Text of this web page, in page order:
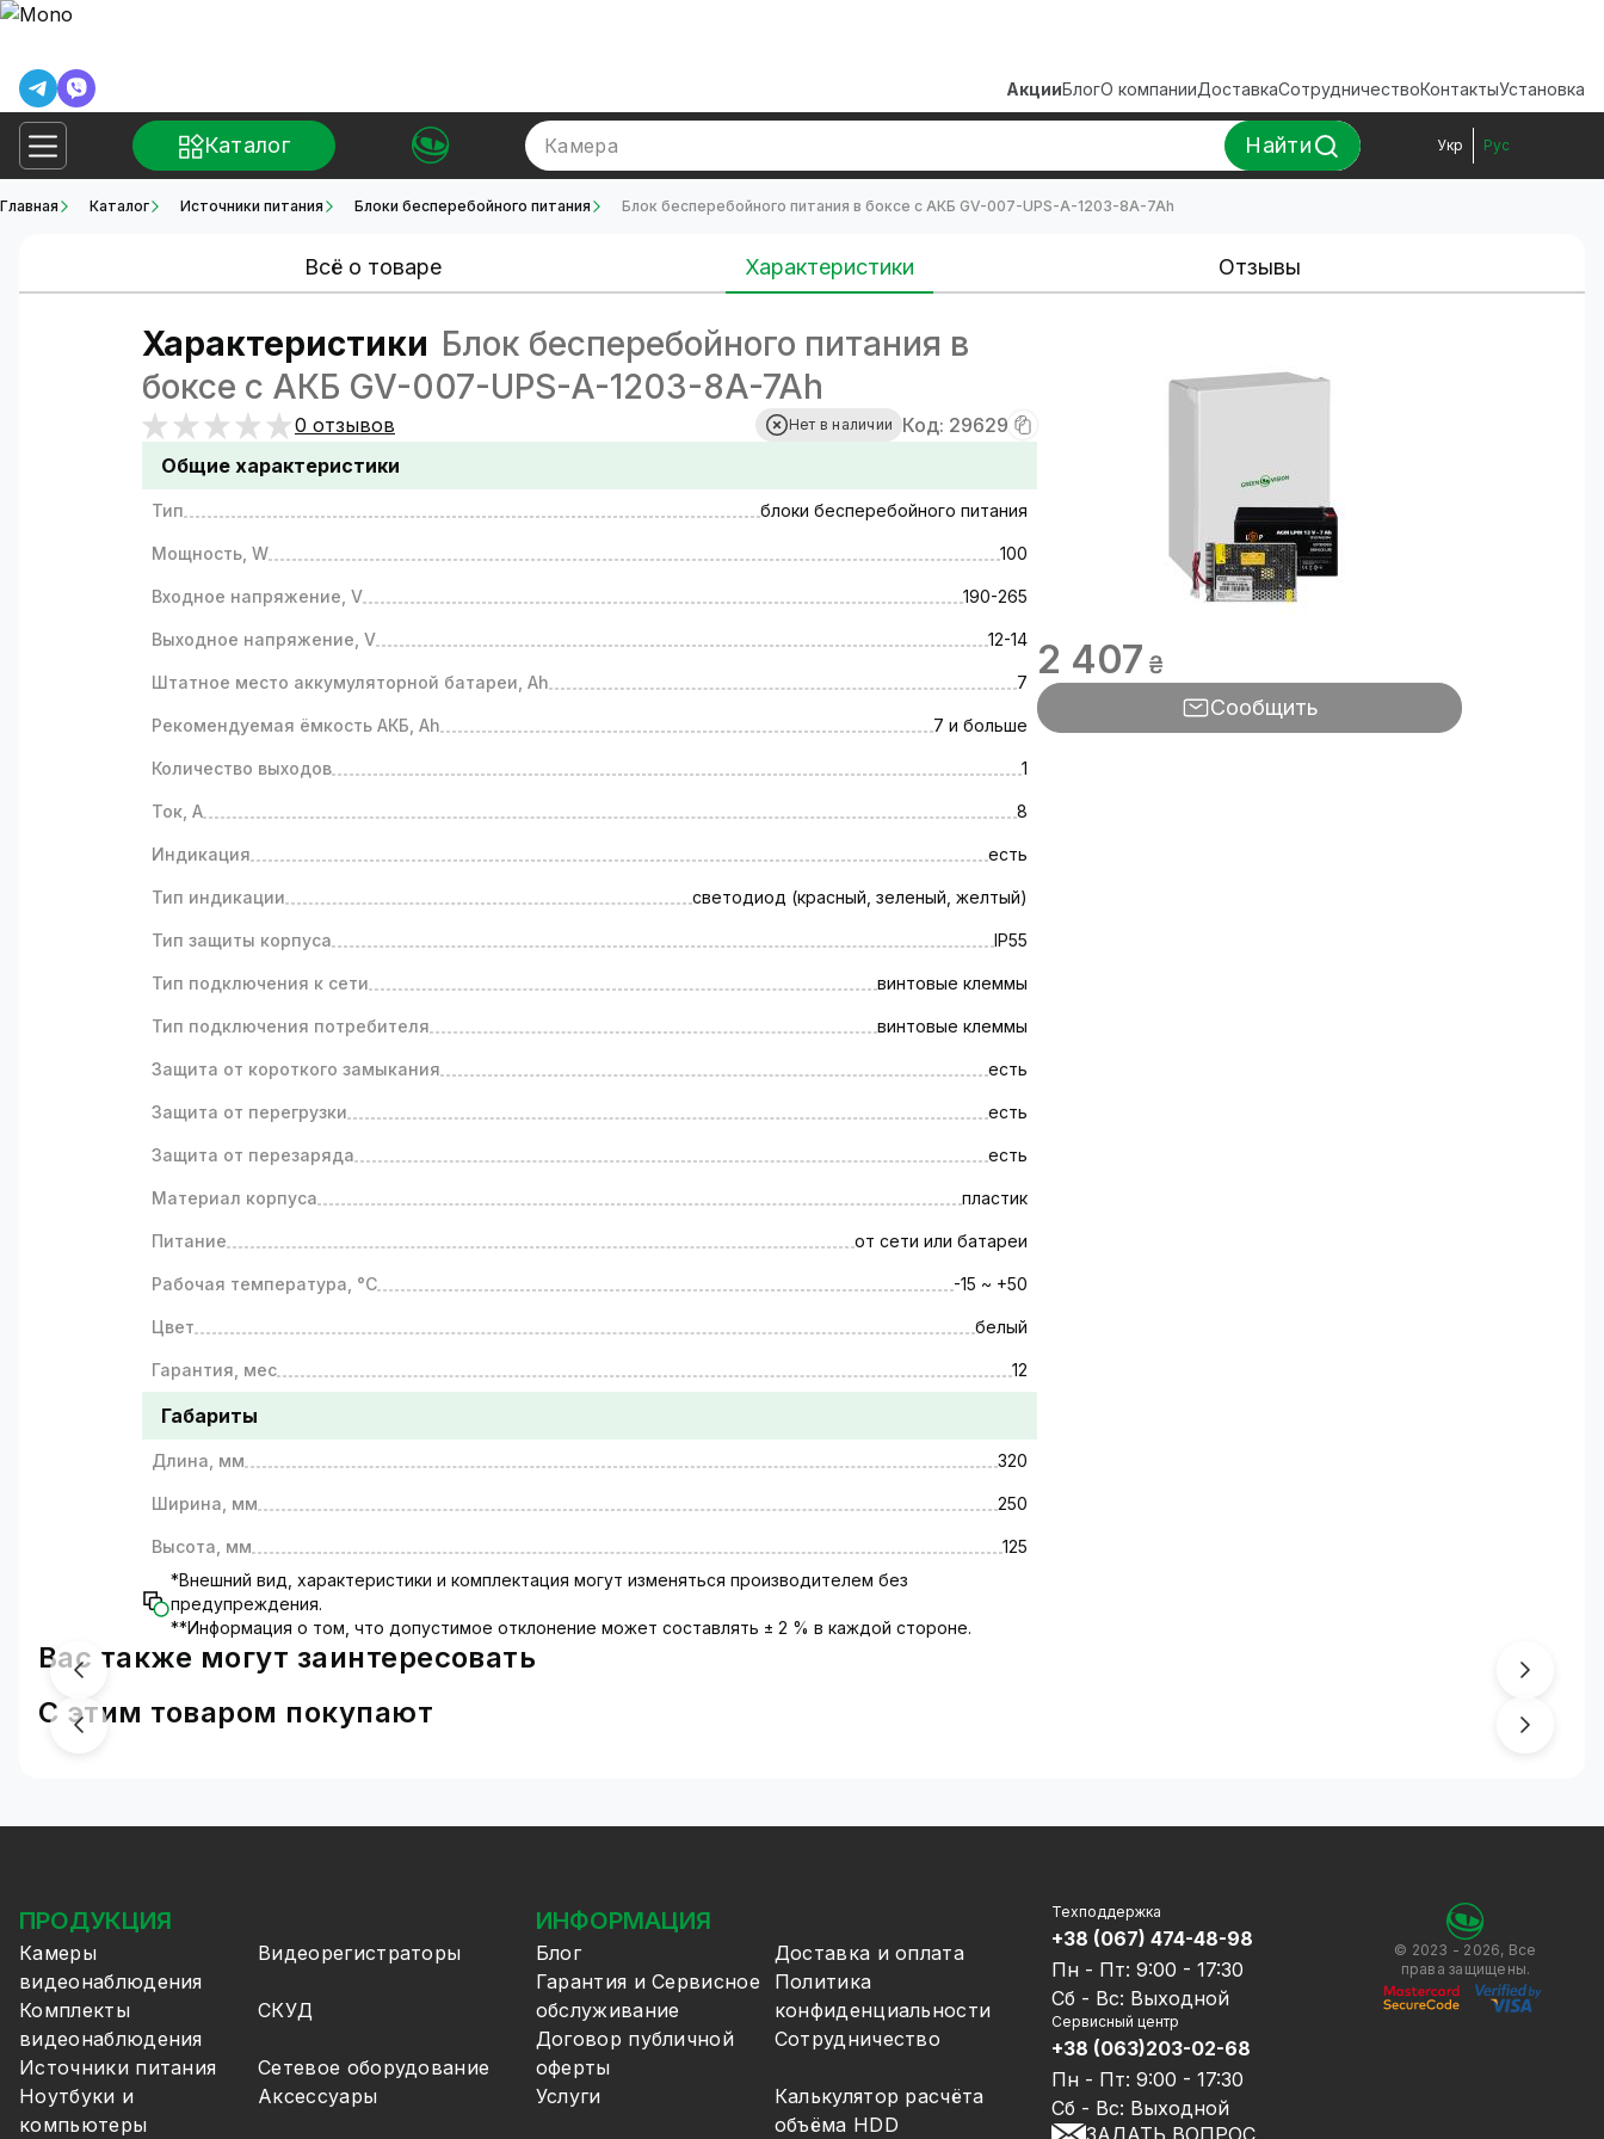
АкцииБлогО компанииДоставкаСотрудничествоКонтактыУстановка
Каталог Камера Найти Укр Рус
Главная Каталог Источники питания Блоки бесперебойного питания Блок бесперебойного питания в боксе с АКБ GV-007-UPS-A-1203-8A-7Ah
Всё о товаре Характеристики Отзывы
Характеристики Блок бесперебойного питания в
боксе с АКБ GV-007-UPS-A-1203-8A-7Ah
0 отзывов Нет в наличии
Код: 29629
Общие характеристики
Тип блоки бесперебойного питания
Мощность, W 100
Входное напряжение, V 190-265
Выходное напряжение, V 12-14
Штатное место аккумуляторной батареи, Ah 7
Рекомендуемая ёмкость АКБ, Ah 7 и больше
Количество выходов 1
Ток, А 8
Индикация есть
Тип индикации светодиод (красный, зеленый, желтый)
Тип защиты корпуса IP55
Тип подключения к сети винтовые клеммы
Тип подключения потребителя винтовые клеммы
Защита от короткого замыкания есть
Защита от перегрузки есть
Защита от перезаряда есть
Материал корпуса пластик
Питание от сети или батареи
Рабочая температура, °C -15 ~ +50
Цвет белый
Гарантия, мес 12
Габариты
Длина, мм 320
Ширина, мм 250
Высота, мм
125
*Внешний вид, характеристики и комплектация могут изменяться производителем без
предупреждения.
**Информация о том, что допустимое отклонение может составлять ± 2 % в каждой стороне.
2 407 ₴
Сообщить
Вас также могут заинтересовать
С этим товаром покупают
ПРОДУКЦИЯ
Камеры
видеонаблюдения
Видеорегистраторы
Комплекты
видеонаблюдения
СКУД
Источники питания
Сетевое оборудование
Ноутбуки и
компьютеры
Аксессуары
ИНФОРМАЦИЯ
Блог
Доставка и оплата
Гарантия и Сервисное
обслуживание
Политика
конфиденциальности
Договор публичной
оферты
Сотрудничество
Услуги
Калькулятор расчёта
объёма HDD
Техподдержка
+38 (067) 474-48-98
Пн - Пт: 9:00 - 17:30
Сб - Вс: Выходной
Сервисный центр
+38 (063)203-02-68
Пн - Пт: 9:00 - 17:30
Сб - Вс: Выходной
ЗАДАТЬ ВОПРОС
© 2023 - 2026, Все
права защищены.